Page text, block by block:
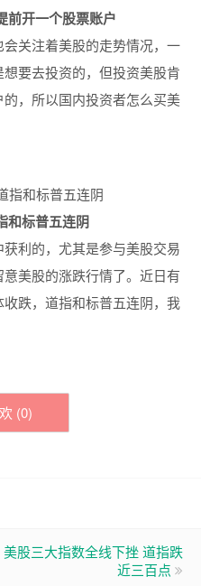
前开一个股票账户
关注着美股的走势情况，一
要去投资的，但投资美股肯
，所以国内投资者怎么买美
和标普五连阴
利的，尤其是参与美股交易
美股的涨跌行情了。近日有
跌，道指和标普五连阴，我
(0)
美股三大指数全线下挫 道指跌
近三百点